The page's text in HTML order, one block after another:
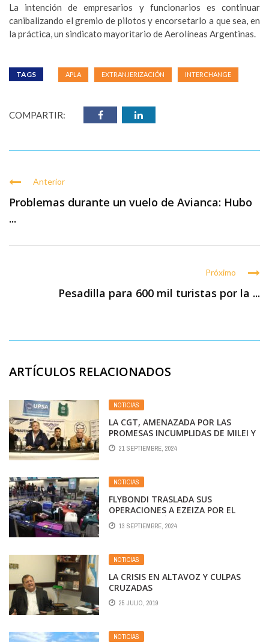
La intención de empresarios y funcionarios es continuar
canibalizando el gremio de pilotos y encorsetarlo a que sea, en
la práctica, un sindicato mayoritario de Aerolíneas Argentinas.
TAGS APLA EXTRANJERIZACIÓN INTERCHANGE
COMPARTIR:
Anterior
Problemas durante un vuelo de Avianca: Hubo
...
Próximo
Pesadilla para 600 mil turistas por la ...
ARTÍCULOS RELACIONADOS
NOTICIAS
LA CGT, AMENAZADA POR LAS
PROMESAS INCUMPLIDAS DE MILEI Y
LA REBELIÓN DE LOS GREMIOS DEL
TRANSPORTE Y LA EDUCACIÓN
21 SEPTIEMBRE, 2024
NOTICIAS
FLYBONDI TRASLADA SUS
OPERACIONES A EZEIZA POR EL
PARO AERONÁUTICO
13 SEPTIEMBRE, 2024
NOTICIAS
LA CRISIS EN ALTAVOZ Y CULPAS
CRUZADAS
25 JULIO, 2019
NOTICIAS